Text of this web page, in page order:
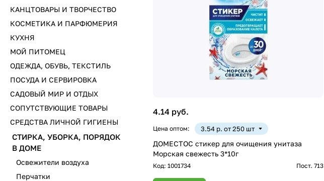
4.14 руб.
Цена оптом: 3.54 р. от 250 шт
ДОМЕСТОС стикер для очищения унитаза
Морская свежесть 3*10г
Код: 1001734 Пост. 713
КАНЦТОВАРЫ И ТВОРЧЕСТВО
КОСМЕТИКА И ПАРФЮМЕРИЯ
КУХНЯ
МОЙ ПИТОМЕЦ
ОДЕЖДА, ОБУВЬ, ТЕКСТИЛЬ
ПОСУДА И СЕРВИРОВКА
САДОВЫЙ МИР И ОТДЫХ
СОПУТСТВУЮЩИЕ ТОВАРЫ
СРЕДСТВА ЛИЧНОЙ ГИГИЕНЫ
СТИРКА, УБОРКА, ПОРЯДОК
В ДОМЕ
Освежители воздуха
Перчатки